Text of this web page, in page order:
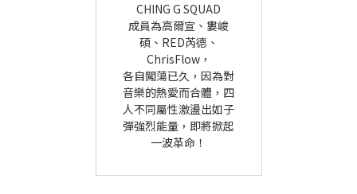
CHING G SQUAD
成員為高爾宣、婁峻
碩、RED芮德、
ChrisFlow，
各自闖蕩已久，因為對
音樂的熱愛而合體，四
人不同屬性激盪出如子
彈強烈能量，即將掀起
一波革命！